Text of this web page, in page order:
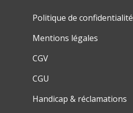
Politique de confidentialité
Mentions légales
CGV
CGU
Handicap & réclamations